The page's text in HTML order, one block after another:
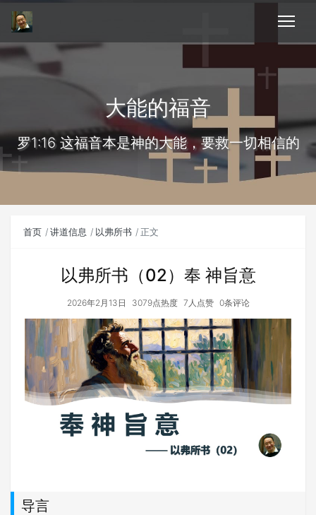
大能的福音
罗1:16 这福音本是神的大能，要救一切相信的
首页 讲道信息 以弗所书 正文
以弗所书（02）奉 神旨意
2026年2月13日 3079点热度 7人点赞 0条评论
导言